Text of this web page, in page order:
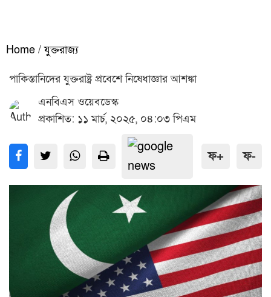
Home / যুক্তরাজ্য
পাকিস্তানিদের যুক্তরাষ্ট্র প্রবেশে নিষেধাজ্ঞার আশঙ্কা
এনবিএস ওয়েবডেস্ক
প্রকাশিত: ১১ মার্চ, ২০২৫, ০৪:০৩ পিএম
ফ+ ফ-